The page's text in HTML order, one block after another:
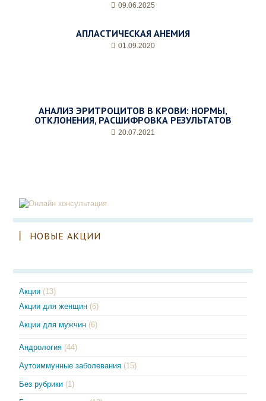
09.06.2025
АПЛАСТИЧЕСКАЯ АНЕМИЯ
01.09.2020
АНАЛИЗ ЭРИТРОЦИТОВ В КРОВИ: НОРМЫ,
ОТКЛОНЕНИЯ, РАСШИФРОВКА РЕЗУЛЬТАТОВ
20.07.2021
НОВЫЕ АКЦИИ
Акции (13)
Акции для женщин (6)
Акции для мужчин (6)
Андрология (44)
Аутоиммунные заболевания (15)
Без рубрики (1)